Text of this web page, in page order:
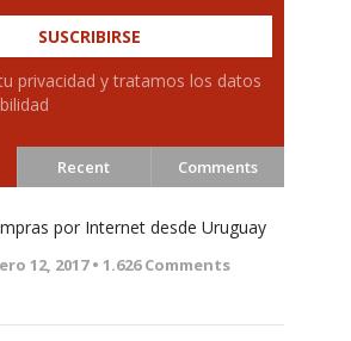
privacidad y tratamos los datos
Recent Comments
por Internet desde Uruguay
12, 2017 • 1.626Comments